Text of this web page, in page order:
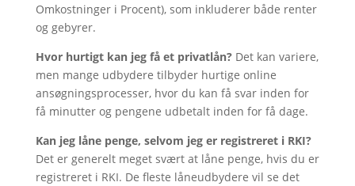
Omkostninger i Procent), som inkluderer både renter
og gebyrer.
Hvor hurtigt kan jeg få et privatlån?Det kan variere,
men mange udbydere tilbyder hurtige online
ansøgningsprocesser, hvor du kan få svar inden for
få minutter og pengene udbetalt inden for få dage.
Kan jeg låne penge, selvom jeg er registreret i RKI?
Det er generelt meget svært at låne penge, hvis du er
registreret i RKI. De fleste låneudbydere vil se det